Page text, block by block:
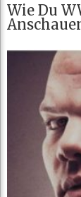
Wie Du